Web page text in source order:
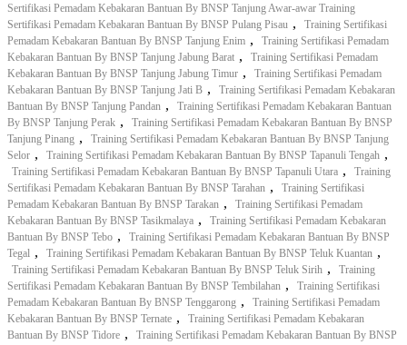
Sertifikasi Pemadam Kebakaran Bantuan By BNSP Tanjung Awar-awar Training
Sertifikasi Pemadam Kebakaran Bantuan By BNSP Pulang Pisau ,
Training Sertifikasi
Pemadam Kebakaran Bantuan By BNSP Tanjung Enim ,
Training Sertifikasi Pemadam
Kebakaran Bantuan By BNSP Tanjung Jabung Barat ,
Training Sertifikasi Pemadam
Kebakaran Bantuan By BNSP Tanjung Jabung Timur ,
Training Sertifikasi Pemadam
Kebakaran Bantuan By BNSP Tanjung Jati B ,
Training Sertifikasi Pemadam Kebakaran
Bantuan By BNSP Tanjung Pandan ,
Training Sertifikasi Pemadam Kebakaran Bantuan
By BNSP Tanjung Perak ,
Training Sertifikasi Pemadam Kebakaran Bantuan By BNSP
Tanjung Pinang ,
Training Sertifikasi Pemadam Kebakaran Bantuan By BNSP Tanjung
Selor , Training Sertifikasi Pemadam Kebakaran Bantuan By BNSP Tapanuli Tengah ,
Training Sertifikasi Pemadam Kebakaran Bantuan By BNSP Tapanuli Utara ,
Training
Sertifikasi Pemadam Kebakaran Bantuan By BNSP Tarahan ,
Training Sertifikasi
Pemadam Kebakaran Bantuan By BNSP Tarakan ,
Training Sertifikasi Pemadam
Kebakaran Bantuan By BNSP Tasikmalaya ,
Training Sertifikasi Pemadam Kebakaran
Bantuan By BNSP Tebo ,
Training Sertifikasi Pemadam Kebakaran Bantuan By BNSP
Tegal , Training Sertifikasi Pemadam Kebakaran Bantuan By BNSP Teluk Kuantan ,
Training Sertifikasi Pemadam Kebakaran Bantuan By BNSP Teluk Sirih ,
Training
Sertifikasi Pemadam Kebakaran Bantuan By BNSP Tembilahan ,
Training Sertifikasi
Pemadam Kebakaran Bantuan By BNSP Tenggarong ,
Training Sertifikasi Pemadam
Kebakaran Bantuan By BNSP Ternate ,
Training Sertifikasi Pemadam Kebakaran
Bantuan By BNSP Tidore ,
Training Sertifikasi Pemadam Kebakaran Bantuan By BNSP